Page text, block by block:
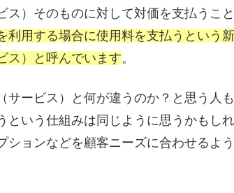
）そのものに対して対価を支払うこ
利用する場合に使用料を支払うという
ス）と呼んでいます。
ービス）と何が違うのか？と思う人
という仕組みは同じように思うかもし
ションなどを顧客ニーズに合わせるよ